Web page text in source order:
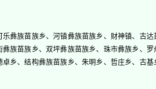
彝族苗族乡、河镇彝族苗族乡、财神镇、古达
族苗族乡、双坪彝族苗族乡、珠市彝族乡、罗
乡、结构彝族苗族乡、朱明乡、哲庄乡、古基